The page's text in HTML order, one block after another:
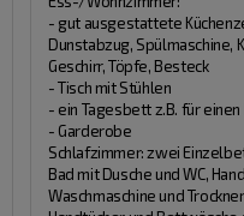
- gut ausgestattete
Dunstabzug, Spülmaschine,
Geschirr, Töpfe, Besteck
- Tisch mit Stühlen
- ein Tagesbett z.B. für
- Garderobe
Schlafzimmer: zwei
Bad mit Dusche und WC,
Waschmaschine und